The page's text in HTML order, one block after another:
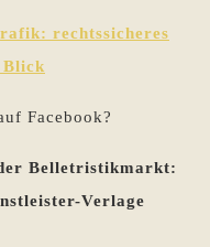
rechtssicheres
Blick
Facebook?
Belletristikmarkt:
Verlage